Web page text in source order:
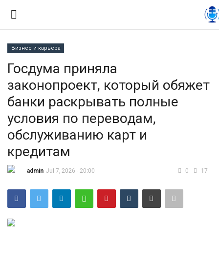
Контакты
Правила размещения
Политика
Экономика
Спорт
Бизнес и карьера
Госдума приняла
законопроект, который обяжет
банки раскрывать полные
условия по переводам,
обслуживанию карт и
кредитам
admin Jul 7, 2026 - 20:00 0 17